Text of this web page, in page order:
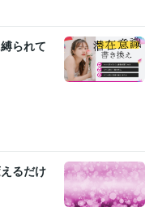
STORES:1年
行:1年 ChatGPT:1年
られて
るだけ